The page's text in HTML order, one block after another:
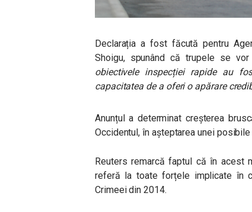
Declarația a fost făcută pentru
Shoigu, spunând că trupele se
obiectivele inspecției rapide au
capacitatea de a oferi o apărare
Anunțul a determinat creșterea
Occidentul, în așteptarea unei
Reuters remarcă faptul că în acest
referă la toate forțele implicate în
Crimeei din 2014.